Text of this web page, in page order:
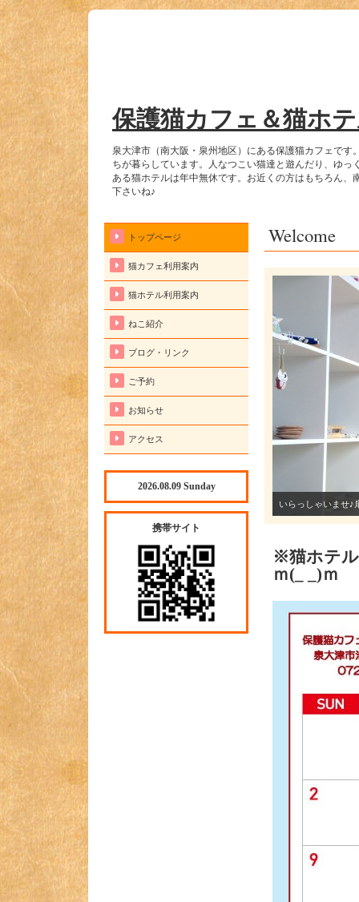
保護猫カフェ＆猫ホ
泉大津市（南大阪・泉州地区）にある保護猫カフェで
ちが暮らしています。人なつこい猫達と遊んだり、ゆ
ある猫ホテルは年中無休です。お近くの方はもちろん
下さいね♪
Welcome
※猫ホテル
ｍ(_ _)ｍ
トップページ
猫カフェ利用案内
猫ホテル利用案内
ねこ紹介
ブログ・リンク
ご予約
お知らせ
アクセス
2026.08.09 Sunday
携帯サイト